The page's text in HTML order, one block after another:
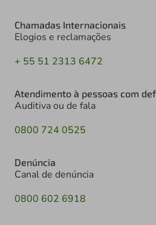
Chamadas Internacionais
Elogios e reclamações
+ 55 51 2313 6472
Atendimento à pessoas com
Auditiva ou de fala
0800 724 0525
Denúncia
Canal de denúncia
0800 602 6918